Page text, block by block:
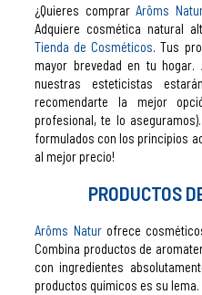
¿Quieres comprarArôms
Adquiere cosmética natural
Tienda de Cosméticos. Tus
mayor brevedad en tu hogar.
nuestras esteticistas
recomendarte la mejor
profesional, te lo
formulados con los principios
al mejor precio!
PRODUCTOS
Arôms Naturofrece
Combina productos de
con ingredientes
productos químicos es su lema.